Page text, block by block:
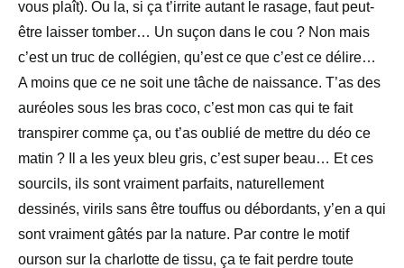
vous plaît). Ou la, si ça t’irrite autant le rasage, faut peut-
être laisser tomber… Un suçon dans le cou ? Non mais
c’est un truc de collégien, qu’est ce que c’est ce délire…
A moins que ce ne soit une tâche de naissance. T’as des
auréoles sous les bras coco, c’est mon cas qui te fait
transpirer comme ça, ou t’as oublié de mettre du déo ce
matin ? Il a les yeux bleu gris, c’est super beau… Et ces
sourcils, ils sont vraiment parfaits, naturellement
dessinés, virils sans être touffus ou débordants, y’en a qui
sont vraiment gâtés par la nature. Par contre le motif
ourson sur la charlotte de tissu, ça te fait perdre toute